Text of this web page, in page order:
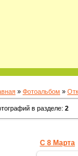
» Фотоальбом »
в разделе: 2
С 8 Марта